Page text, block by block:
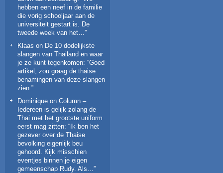
hebben een neef in de familie
die vorig schooljaar aan de
universiteit gestart is. De
tweede week van het… ”
Klaas on De 10 dodelijkste
slangen van Thailand en waar
je ze kunt tegenkomen: “Goed
artikel, zou graag de thaise
benamingen van deze slangen
zien. ”
Dominique on Column –
Iedereen is gelijk zolang de
Thai met het grootste uniform
eerst mag zitten: “ Ik ben het
gezever over de Thaise
bevolking eigenlijk beu
gehoord. Kijk misschien
eventjes binnen je eigen
gemeenschap Rudy. Als… ”